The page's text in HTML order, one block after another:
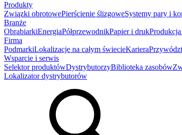
Produkty
Związki obrotowePierścienie ślizgoweSystemy pary i
Branże
ObrabiarkiEnergiaPółprzewodnikPapier i druk
Firma
PodmarkiLokalizacje na całym świecieKariera
Wsparcie i serwis
Selektor produktówDystrybutorzyBiblioteka zasobów
Lokalizator dystrybutorów